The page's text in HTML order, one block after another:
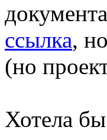
ссылка,
(но
Хотела